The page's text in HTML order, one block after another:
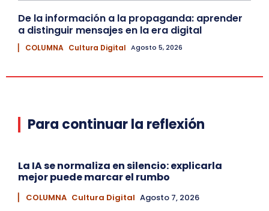
De la información a la propaganda: aprender
a distinguir mensajes en la era digital
▏ COLUMNA Cultura Digital Agosto 5, 2026
Para continuar la reflexión
La IA se normaliza en silencio: explicarla
mejor puede marcar el rumbo
▏ COLUMNA Cultura Digital Agosto 7, 2026